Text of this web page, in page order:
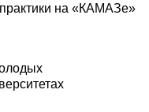
на «КАМАЗе»